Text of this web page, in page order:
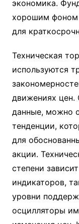
экономика.
хорошим фоном
для
Техническая
используются
движениях цен.
данные, можно
тенденции,
для
акции.
степени
индикаторов,
уровни
осцилляторы